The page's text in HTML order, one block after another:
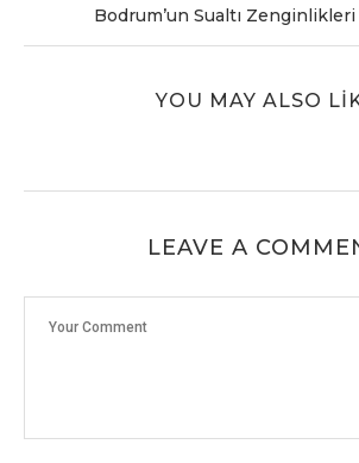
Bodrum’un Sualtı Zenginlikleri
YOU MAY ALSO
LEAVE A